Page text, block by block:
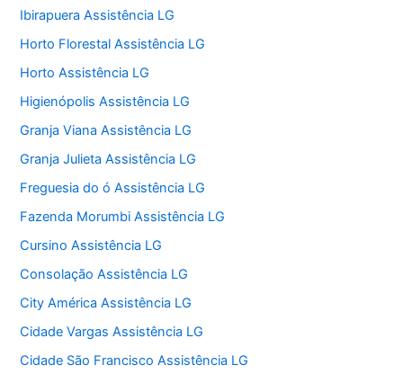
Ibirapuera Assistência LG
Horto Florestal Assistência LG
Horto Assistência LG
Higienópolis Assistência LG
Granja Viana Assistência LG
Granja Julieta Assistência LG
Freguesia do ó Assistência LG
Fazenda Morumbi Assistência LG
Cursino Assistência LG
Consolação Assistência LG
City América Assistência LG
Cidade Vargas Assistência LG
Cidade São Francisco Assistência LG